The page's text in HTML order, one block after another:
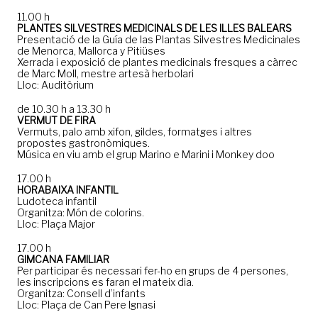
11.00 h
PLANTES SILVESTRES MEDICINALS DE LES ILLES BALEARS
Presentació de la Guía de las Plantas Silvestres Medicinales
de Menorca, Mallorca y Pitiüses
Xerrada i exposició de plantes medicinals fresques a càrrec
de Marc Moll, mestre artesà herbolari
Lloc: Auditòrium
de 10.30 h a 13.30 h
VERMUT DE FIRA
Vermuts, palo amb xifon, gildes, formatges i altres
propostes gastronòmiques.
Música en viu amb el grup Marino e Marini i Monkey doo
17.00 h
HORABAIXA INFANTIL
Ludoteca infantil
Organitza: Món de colorins.
Lloc: Plaça Major
17.00 h
GIMCANA FAMILIAR
Per participar és necessari fer-ho en grups de 4 persones,
les inscripcions es faran el mateix dia.
Organitza: Consell d’infants
Lloc: Plaça de Can Pere Ignasi